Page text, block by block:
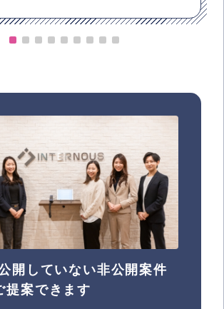
開していない非公開案件
提案できます